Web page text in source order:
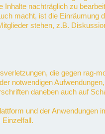
nachträglich zu
macht, ist die Einräumung
stehen, z.B.
die gegen rag-
notwendigen
daneben auch auf
und der Anwendungen